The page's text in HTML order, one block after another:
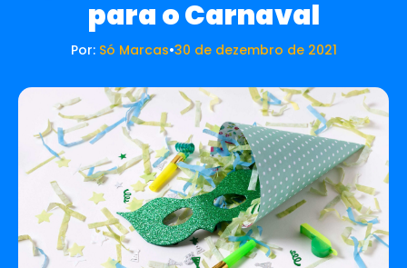
para o Carnaval
Por: Só Marcas•30 de dezembro de 2021